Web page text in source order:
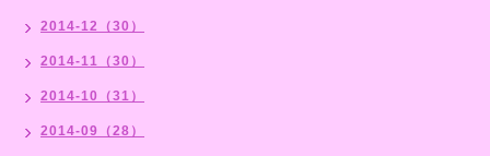
2014-12（30）
2014-11（30）
2014-10（31）
2014-09（28）